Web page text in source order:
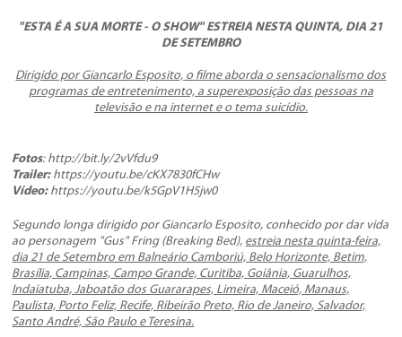
"ESTA É A SUA MORTE - O SHOW" ESTREIA NESTA QUINTA, DIA 21
DE SETEMBRO
Dirigido por Giancarlo Esposito, o filme aborda o sensacionalismo dos
programas de entretenimento, a superexposição das pessoas na
televisão e na internet e o tema suicídio.
Fotos: http://bit.ly/2vVfdu9
Trailer: https://youtu.be/cKX7830fCHw
Vídeo:https://youtu.be/k5GpV1H5jw0
Segundo longa dirigido por Giancarlo Esposito, conhecido por dar vida
ao personagem "Gus" Fring (Breaking Bed), estreia nesta quinta-feira,
dia 21 de Setembro em Balneário Camboriú, Belo Horizonte, Betim,
Brasília, Campinas, Campo Grande, Curitiba, Goiânia, Guarulhos,
Indaiatuba, Jaboatão dos Guararapes, Limeira, Maceió, Manaus,
Paulista, Porto Feliz, Recife, Ribeirão Preto, Rio de Janeiro, Salvador,
Santo André, São Paulo e Teresina.